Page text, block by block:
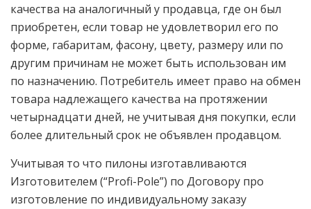
качества на аналогичный у продавца, где он был
приобретен, если товар не удовлетворил его по
форме, габаритам, фасону, цвету, размеру или по
другим причинам не может быть использован им
по назначению. Потребитель имеет право на обмен
товара надлежащего качества на протяжении
четырнадцати дней, не учитывая дня покупки, если
более длительный срок не объявлен продавцом.
Учитывая то что пилоны изготавливаются
Изготовителем (“Profi-Pole”) по Договору про
изготовление по индивидуальному заказу